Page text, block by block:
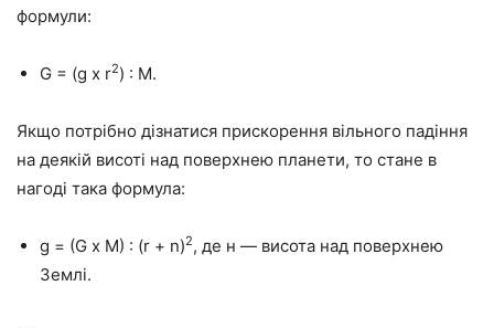
формули:
G = (g х r2) : M.
Якщо потрібно дізнатися прискорення вільного падіння
на деякій висоті над поверхнею планети, то стане в
нагоді така формула:
g = (G х M) : (r + n)2, де н — висота над поверхнею
Землі.